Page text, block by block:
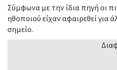
Σύμφωνα με την ίδια πηγή οι
ηθοποιού είχαν αφαιρεθεί για
σημείο.